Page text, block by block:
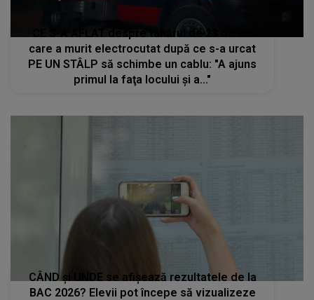
CE S-A AFLAT despre tânărul de 23 de ani
care a murit electrocutat după ce s-a urcat
PE UN STÂLP să schimbe un cablu: "A ajuns
primul la faţa locului şi a..."
CÂND și UNDE se afișează rezultatele de la
BAC 2026? Elevii pot începe să vizualizeze